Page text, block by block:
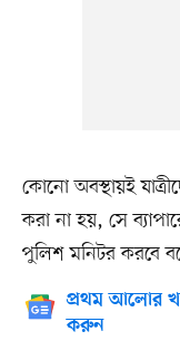
কোনো অবস্থায়ই
করা না হয়, সে
পুলিশ মনিটর করবে
প্রথম আলোর
করুন